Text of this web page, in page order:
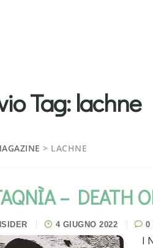
Tag:lachne
> LACHNE
– DEATH
4 GIUGNO 2022 0
I